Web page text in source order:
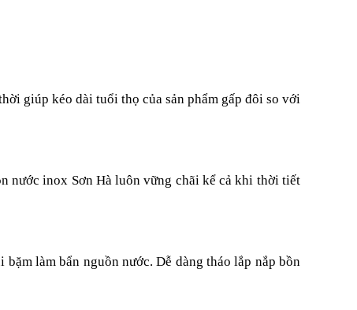
giúp kéo dài tuổi thọ của sản phẩm gấp đôi so với
nước inox Sơn Hà luôn vững chãi kể cả khi thời tiết
làm bẩn nguồn nước. Dễ dàng tháo lắp nắp bồn